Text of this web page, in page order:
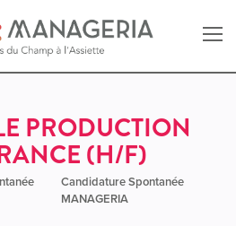
PRODUCTION
(H/F)
Candidature Spontanée
MANAGERIA